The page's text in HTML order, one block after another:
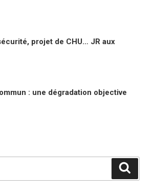
projet de CHU… JR aux
: une dégradation objective